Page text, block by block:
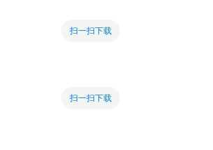
扫一扫下载
扫一扫下载